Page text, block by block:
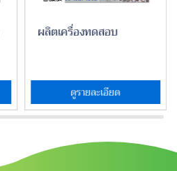
ผลิตเครื่องทดสอบ
ดูรายละเอียด